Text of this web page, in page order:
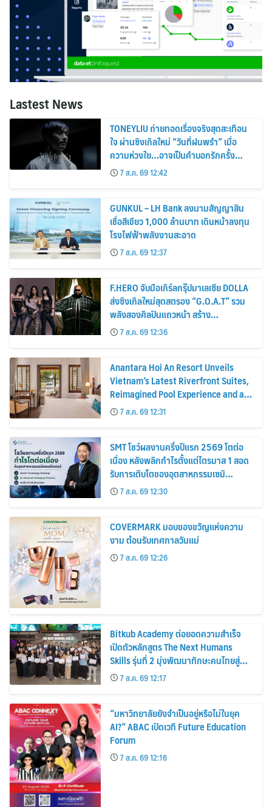
Lastest News
TONEYLIU ถ่ายทอดเรื่องจริงสุดสะเทือน
ใจ ผ่านซิงเกิลใหม่ “วันที่ฝนพรำ” เมื่อ
ความห่วงใย…อาจเป็นคำบอกรักครั้ง
สุดท้าย
7 ส.ค. 69 12:42
GUNKUL – LH Bank ลงนามสัญญาสิน
เชื่อสีเขียว 1,000 ล้านบาท เดินหน้าลงทุน
โรงไฟฟ้าพลังงานสะอาด
7 ส.ค. 69 12:37
F.HERO จับมือเกิร์ลกรุ๊ปมาเลเซีย DOLLA
ส่งซิงเกิลใหม่สุดสตรอง “G.O.A.T” รวม
พลังสองศิลปินแถวหน้า สร้าง
ปรากฏการณ์ใหม่แห่งวงการเพลงอาเซียน
7 ส.ค. 69 12:36
Anantara Hoi An Resort Unveils
Vietnam’s Latest Riverfront Suites,
Reimagined Pool Experience and a
Vibrant New Dining Destination
7 ส.ค. 69 12:31
SMT โชว์ผลงานครึ่งปีแรก 2569 โตต่อ
เนื่อง หลังพลิกกำไรตั้งแต่ไตรมาส 1 สอด
รับการเติบโตของอุตสาหกรรมเซมิ
คอนดักเตอร์
7 ส.ค. 69 12:30
COVERMARK มอบของขวัญแห่งความ
งาม ต้อนรับเทศกาลวันแม่
7 ส.ค. 69 12:26
Bitkub Academy ต่อยอดความสำเร็จ
เปิดตัวหลักสูตร The Next Humans
Skills รุ่นที่ 2 มุ่งพัฒนาทักษะคนไทยสู่
การเป็นคนของอนาคต
7 ส.ค. 69 12:17
“มหาวิทยาลัยยังจำเป็นอยู่หรือไม่ในยุค
AI?” ABAC เปิดเวที Future Education
Forum
7 ส.ค. 69 12:16